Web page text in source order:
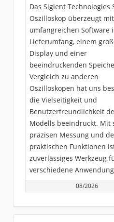
Das Siglent Technologies
Oszilloskop überzeugt
umfangreichen Software
Lieferumfang, einem
Display und einer
beeindruckenden
Vergleich zu anderen
Oszilloskopen hat uns
die Vielseitigkeit und
Benutzerfreundlichkeit
Modells beeindruckt. Mit
präzisen Messung und
praktischen Funktionen
zuverlässiges Werkzeug
verschiedene
08/2026